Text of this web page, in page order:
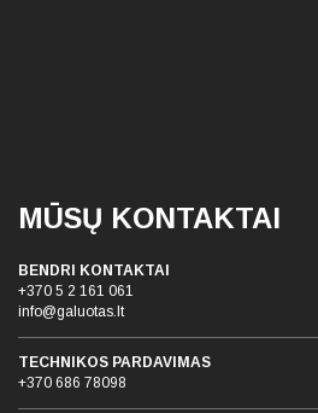
MŪSŲ KONTAKTAI
BENDRI KONTAKTAI
+370 5 2 161 061
info@galuotas.lt
TECHNIKOS PARDAVIMAS
+370 686 78098